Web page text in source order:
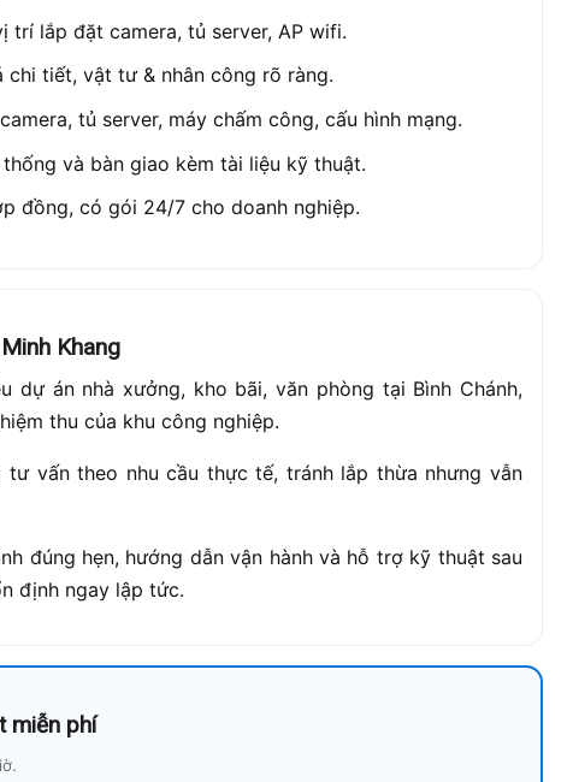
trí lắp đặt camera, tủ server, AP wifi.
tiết, vật tư & nhân công rõ ràng.
tủ server, máy chấm công, cấu hình mạng.
và bàn giao kèm tài liệu kỹ thuật.
đồng, có gói 24/7 cho doanh nghiệp.
Khang
dự án nhà xưởng, kho bãi, văn phòng tại Bình Chánh,
thu của khu công nghiệp.
tư vấn theo nhu cầu thực tế, tránh lắp thừa nhưng vẫn
đúng hẹn, hướng dẫn vận hành và hỗ trợ kỹ thuật sau
định ngay lập tức.
miễn phí